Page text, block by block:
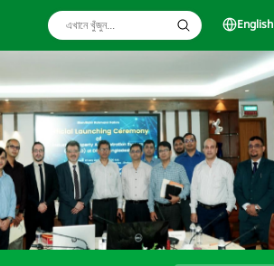
English